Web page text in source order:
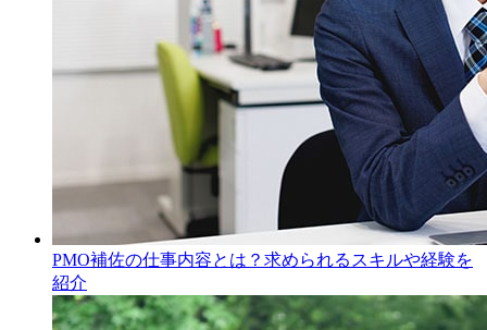
PMO補佐の仕事内容とは？求められるスキルや経験を
紹介